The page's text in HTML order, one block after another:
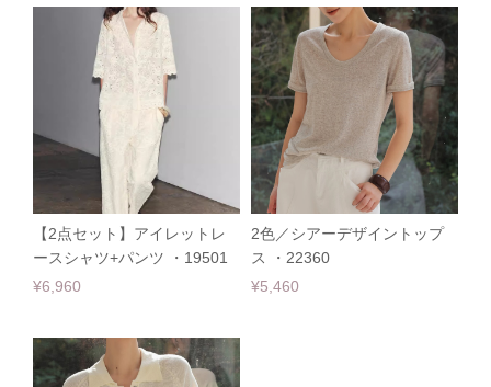
【2点セット】アイレットレ
ースシャツ+パンツ ・19501
¥6,960
2色／シアーデザイントップ
ス ・22360
¥5,460